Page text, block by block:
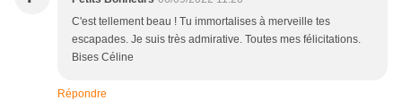
C'est tellement beau ! Tu immortalises à merveille tes
escapades. Je suis très admirative. Toutes mes félicitations.
Bises Céline
Répondre